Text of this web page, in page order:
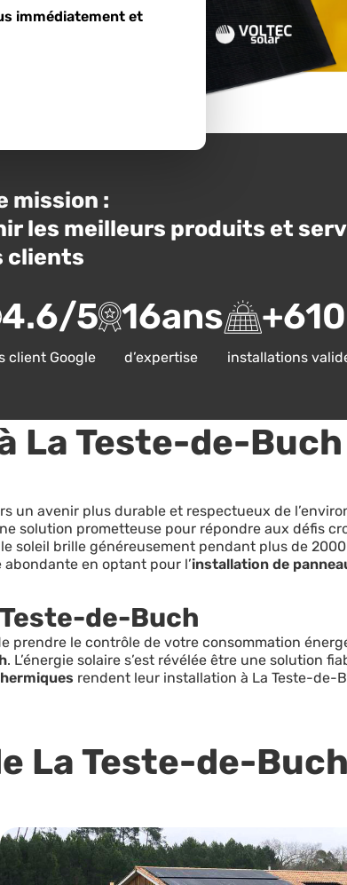
immédiatement et
mission :
les meilleurs produits et
clients
4.6/5
client Google
16ans
d’expertise
+
installations
La Teste-de-Buch
un avenir plus durable et respectueux de
solution prometteuse pour répondre aux défis
soleil brille généreusement pendant plus de
en optant pour l’installation de
de-Buch
prendre le contrôle de votre consommation
. L’énergie solaire s’est révélée être une solution
rendent leur installation à La Teste-de-
La Teste-de-Buch